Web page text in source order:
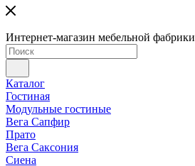
Интернет-магазин мебельной фабрики
Каталог
Гостиная
Модульные гостиные
Вега Сапфир
Прато
Вега Саксония
Сиена